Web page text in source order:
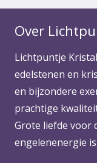
Over
Lichtpuntje
edelstenen en
en bijzondere
prachtige
Grote liefde voor
engelenenergie